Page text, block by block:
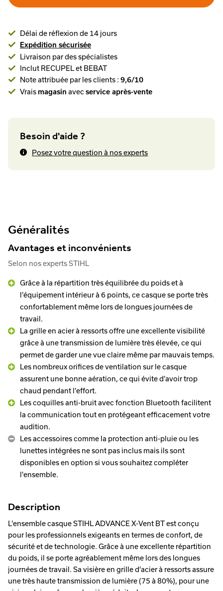
Délai de réflexion de 14 jours
Expédition sécurisée
Livraison par des spécialistes
Inclut RECUPEL et BEBAT
Note attribuée par les clients : 9,6/10
Vrais magasin avec service après-vente
Besoin d'aide ?
Posez votre question à nos experts
Généralités
Avantages et inconvénients
Selon nos experts STIHL
Grâce à la répartition très équilibrée du poids et à
l’équipement intérieur à 6 points, ce casque se porte très
confortablement même lors de longues journées de
travail.
La grille en acier à ressorts offre une excellente visibilité
grâce à une transmission de lumière très élevée, ce qui
permet de garder une vue claire même par mauvais temps.
Les nombreux orifices de ventilation sur le casque
assurent une bonne aération, ce qui évite d’avoir trop
chaud pendant l’effort.
Les coquilles anti-bruit avec fonction Bluetooth facilitent
la communication tout en protégeant efficacement votre
audition.
Les accessoires comme la protection anti-pluie ou les
lunettes intégrées ne sont pas inclus mais ils sont
disponibles en option si vous souhaitez compléter
l'ensemble.
Description
L'ensemble casque STIHL ADVANCE X-Vent BT est conçu
pour les professionnels exigeants en termes de confort, de
sécurité et de technologie. Grâce à une excellente répartition
du poids, il se porte agréablement même lors des longues
journées de travail. Sa visière en grille d'acier à ressorts assure
une très haute transmission de lumière (75 à 80%), pour une